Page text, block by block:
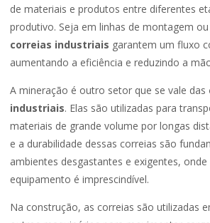
de materiais e produtos entre diferentes
produtivo. Seja em linhas de montagem
correias industriais garantem um fluxo
aumentando a eficiência e reduzindo a
A mineração é outro setor que se vale das
industriais. Elas são utilizadas para
materiais de grande volume por longas
e a durabilidade dessas correias são
ambientes desgastantes e exigentes,
equipamento é imprescindível.
Na construção, as correias são utilizadas